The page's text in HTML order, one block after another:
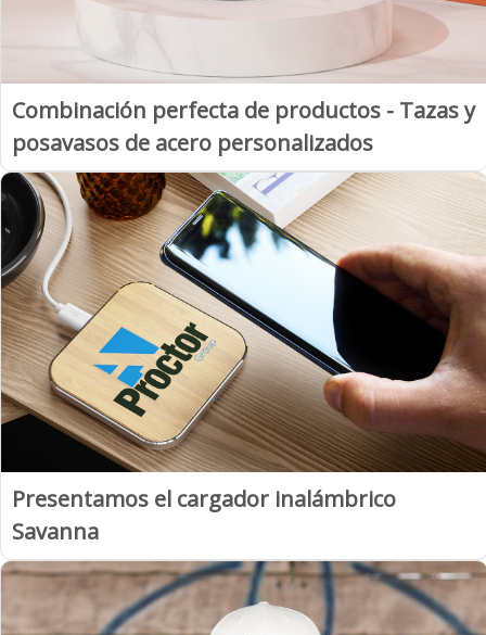
Combinación perfecta de productos - Tazas y
posavasos de acero personalizados
Presentamos el cargador inalámbrico
Savanna